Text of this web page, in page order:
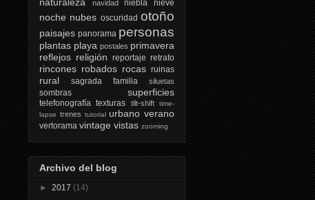
navidad niebla nieve
noche nubes oscuridad otoño
paisajes panorama personas
plantas playa postales primavera
reflejos religión reportaje retrato
rincones robados rocas ruinas
rural sagrada familia siluetas
sombras superficies
telefonografía texturas tilt-shift
time-
lapse trenes tutorial urbano verano
vertorama vintage vistas zooming
Archivo del blog
► 2017 (14)